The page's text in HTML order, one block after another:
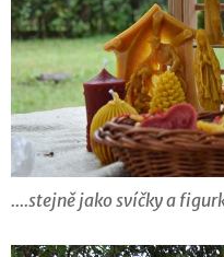
....stejně jako svíčky a